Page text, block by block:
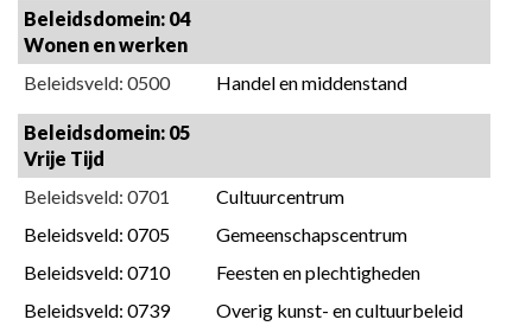
Beleidsdomein: 04
Wonen en werken
Beleidsveld: 0500
Handel en middenstand
Beleidsdomein: 05
Vrije Tijd
Beleidsveld: 0701
Cultuurcentrum
Beleidsveld: 0705
Gemeenschapscentrum
Beleidsveld: 0710
Feesten en plechtigheden
Beleidsveld: 0739
Overig kunst- en cultuurbeleid